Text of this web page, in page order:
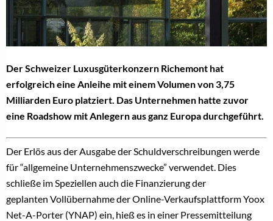
Der Schweizer Luxusgüterkonzern Richemont hat
erfolgreich eine Anleihe mit einem Volumen von 3,75
Milliarden Euro platziert. Das Unternehmen hatte zuvor
eine Roadshow mit Anlegern aus ganz Europa durchgeführt.
Der Erlös aus der Ausgabe der Schuldverschreibungen werde
für “allgemeine Unternehmenszwecke” verwendet. Dies
schließe im Speziellen auch die Finanzierung der
geplanten Vollübernahme der Online-Verkaufsplattform Yoox
Net-A-Porter (YNAP) ein, hieß es in einer Pressemitteilung